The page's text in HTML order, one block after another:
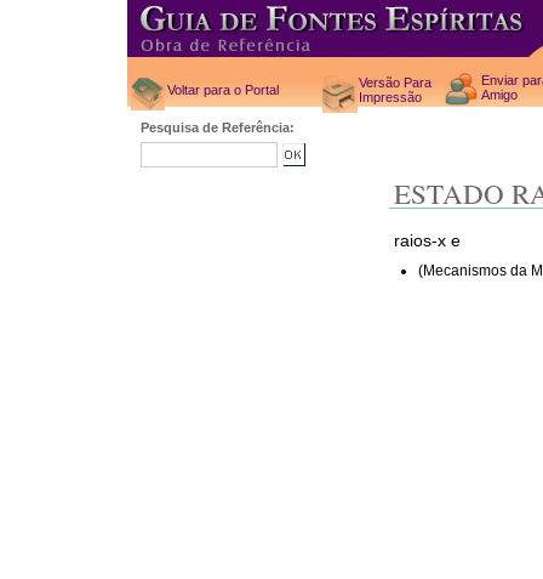
Voltar para o Portal
Versão Para
Impressão
Enviar
Amigo
Pesquisa de Referência:
ESTADO
raios-x e
(Mecanismos da